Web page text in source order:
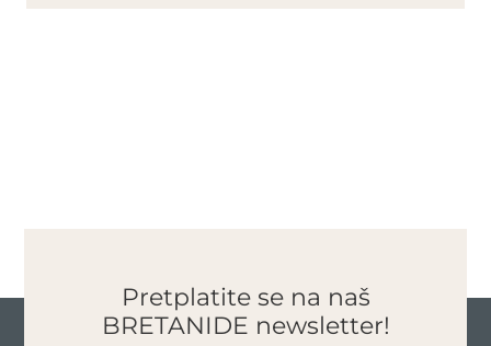
Pretplatite se na naš
BRETANIDE newsletter!